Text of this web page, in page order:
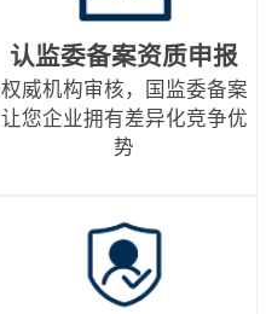
认监委备案资质申报
权威机构审核，国监委备案
让您企业拥有差异化竞争优
势